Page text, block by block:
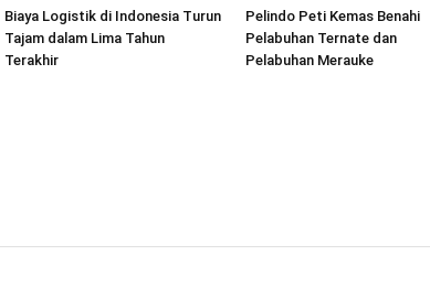
Biaya Logistik di Indonesia Turun
Tajam dalam Lima Tahun
Terakhir
Pelindo Peti Kemas Benahi
Pelabuhan Ternate dan
Pelabuhan Merauke